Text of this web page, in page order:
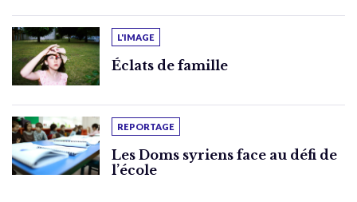
L'IMAGE
Éclats de famille
REPORTAGE
Les Doms syriens face au défi de
l’école